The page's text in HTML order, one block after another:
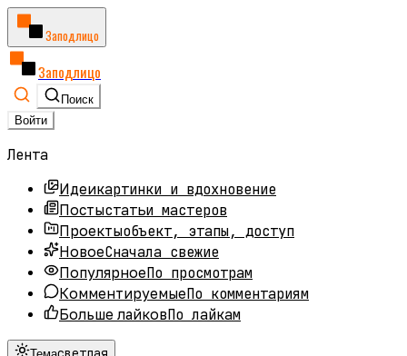
Заподлицо
Заподлицо
Поиск
Войти
Лента
Идеикартинки и вдохновение
Постыстатьи мастеров
Проектыобъект, этапы, доступ
НовоеСначала свежие
ПопулярноеПо просмотрам
КомментируемыеПо комментариям
Больше лайковПо лайкам
Тема